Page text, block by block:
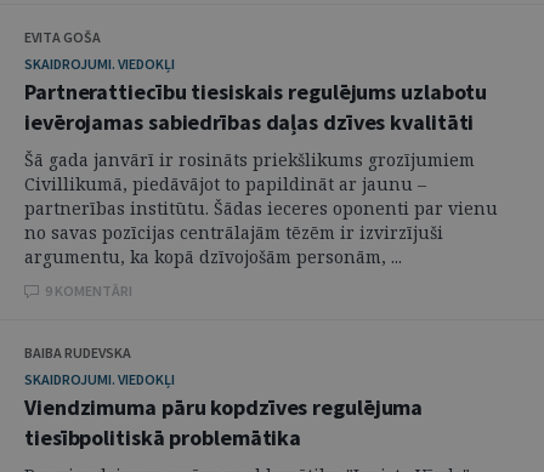
EVITA GOŠA
SKAIDROJUMI. VIEDOKĻI
Partnerattiecību tiesiskais regulējums uzlabotu
ievērojamas sabiedrības daļas dzīves kvalitāti
Šā gada janvārī ir rosināts priekšlikums grozījumiem
Civillikumā, piedāvājot to papildināt ar jaunu –
partnerības institūtu. Šādas ieceres oponenti par vienu
no savas pozīcijas centrālajām tēzēm ir izvirzījuši
argumentu, ka kopā dzīvojošām personām, ...
9 KOMENTĀRI
BAIBA RUDEVSKA
SKAIDROJUMI. VIEDOKĻI
Viendzimuma pāru kopdzīves regulējuma
tiesībpolitiskā problemātika